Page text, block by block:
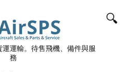
運輸。待售飛機、備件與服
務